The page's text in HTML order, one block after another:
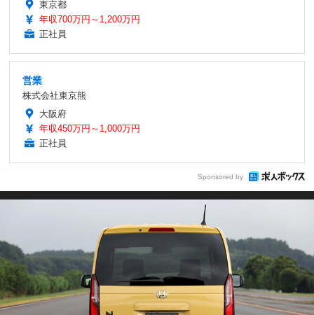
東京都
年収700万円～1,200万円
正社員
営業
株式会社東京熊
大阪府
年収450万円～1,000万円
正社員
Sponsored by